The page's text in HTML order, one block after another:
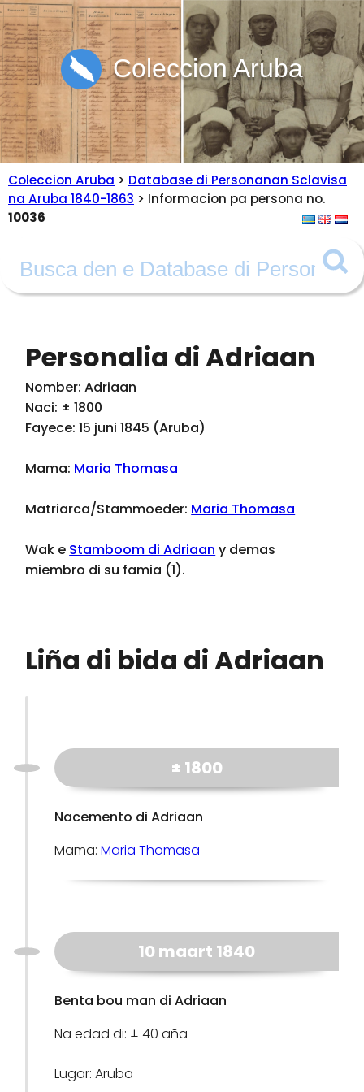
Coleccion Aruba
Coleccion Aruba > Database di Personanan Sclavisa
na Aruba 1840-1863 > Informacion pa persona no.
10036
Personalia di Adriaan
Nomber: Adriaan
Naci: ± 1800
Fayece: 15 juni 1845 (Aruba)
Mama: Maria Thomasa
Matriarca/Stammoeder: Maria Thomasa
Wak e Stamboom di Adriaan y demas
miembro di su famia (1).
Liña di bida di Adriaan
± 1800
Nacemento di Adriaan
Mama:Maria Thomasa
10 maart 1840
Benta bou man di Adriaan
Na edad di: ± 40 aña
Lugar: Aruba